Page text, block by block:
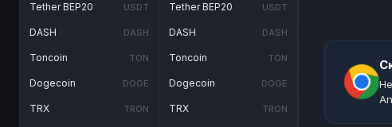
Tether BEP20 USDT
DASH DASH
Toncoin TON
Dogecoin DOGE
TRX TRON
Tether BEP20 USDT
DASH DASH
Toncoin TON
Dogecoin DOGE
TRX TRON